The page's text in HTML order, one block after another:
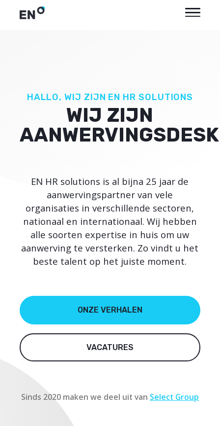
HALLO, WIJ ZIJN EN HR SOLUTIONS
WIJ ZIJN
EN HR solutions is al bijna 25 jaar de
aanwervingspartner van vele
organisaties in verschillende sectoren,
nationaal en internationaal. Wij hebben
alle soorten expertise in huis om uw
aanwerving te versterken. Zo vindt u het
beste talent op het juiste moment.
ONZE VERHALEN
VACATURES
Sinds 2020 maken we deel uit van Select Group